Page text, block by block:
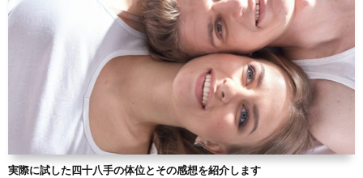
実際に試した四十八手の体位とその感想を紹介します